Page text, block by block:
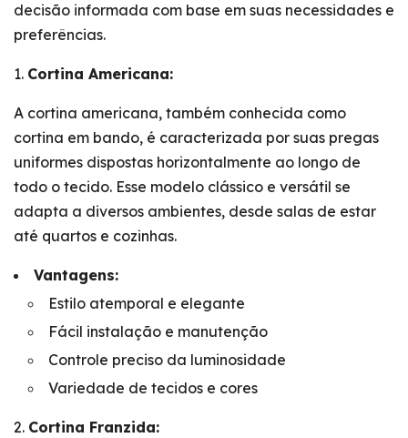
decisão informada com base em suas necessidades e
preferências.
Cortina Americana:
A cortina americana, também conhecida como
cortina em bando, é caracterizada por suas pregas
uniformes dispostas horizontalmente ao longo de
todo o tecido. Esse modelo clássico e versátil se
adapta a diversos ambientes, desde salas de estar
até quartos e cozinhas.
Vantagens:
Estilo atemporal e elegante
Fácil instalação e manutenção
Controle preciso da luminosidade
Variedade de tecidos e cores
Cortina Franzida: